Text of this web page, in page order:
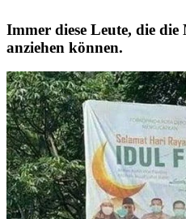
Immer diese Leute, die
anziehen können.